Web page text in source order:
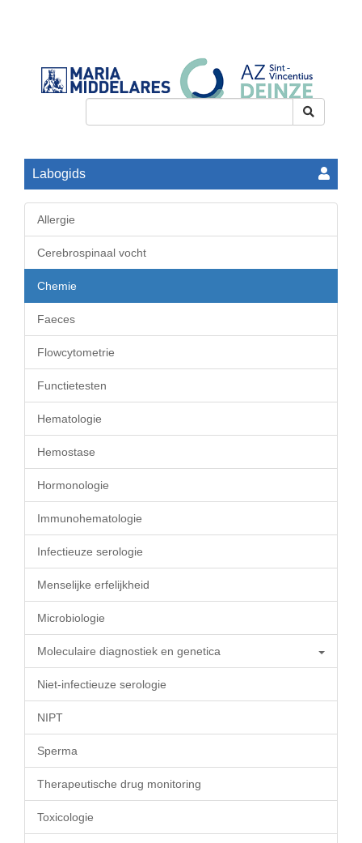
Labogids
Allergie
Cerebrospinaal vocht
Chemie
Faeces
Flowcytometrie
Functietesten
Hematologie
Hemostase
Hormonologie
Immunohematologie
Infectieuze serologie
Menselijke erfelijkheid
Microbiologie
Moleculaire diagnostiek en genetica
Niet-infectieuze serologie
NIPT
Sperma
Therapeutische drug monitoring
Toxicologie